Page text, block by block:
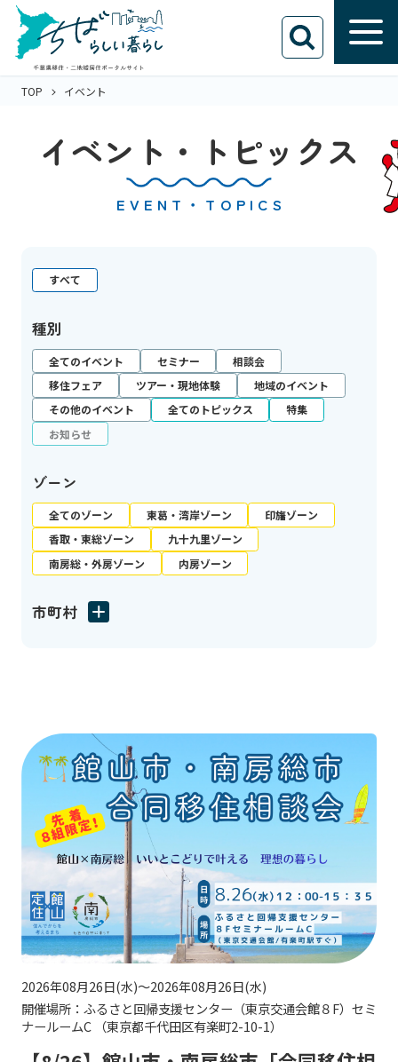
TOP イベント
イベント・トピックス
EVENT・TOPICS
すべて
種別
全てのイベント セミナー
相談会
移住フェア
ツアー・現地体験
地域のイベント
その他のイベント
全てのトピックス
特集
お知らせ
ゾーン
全てのゾーン 東葛・湾岸ゾーン
印旛ゾーン
香取・東総ゾーン
九十九里ゾーン
南房総・外房ゾーン
内房ゾーン
市町村
2026年08月26日(水)～2026年08月26日(水)
開催場所：ふるさと回帰支援センター（東京交通会館８F）セミ
ナールームC （東京都千代田区有楽町2-10-1）